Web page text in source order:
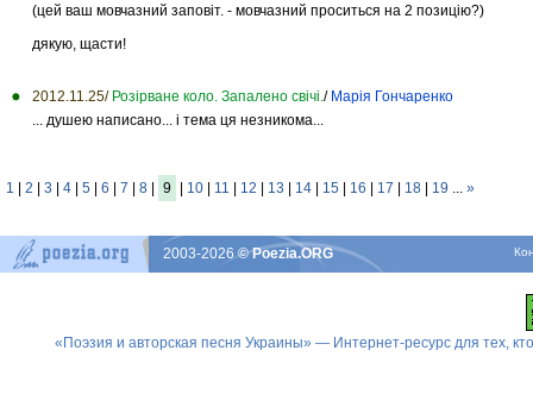
(цей ваш мовчазний заповіт. - мовчазний проситься на 2 позицію?)
дякую, щасти!
2012.11.25/ Розірване коло. Запалено свічі./ Марія Гончаренко
... душею написано... і тема ця незникома...
1 2 3 4 5 6 7 8 9 10 11 12 13 14 15 16 17 18 19 ... »
2003-2026© Poezia.ORG
«Поэзия и авторская песня Украины» — Интернет-ресурс для тех,